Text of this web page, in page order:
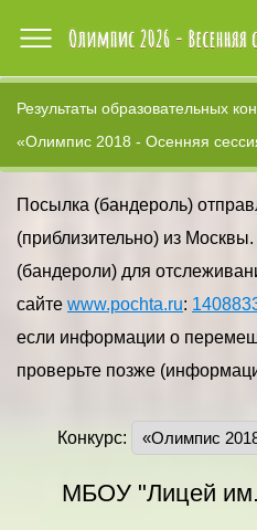
Результаты образовательных
«Олимпис 2018 - Осенняя
Посылка (бандероль)
(приблизительно) из
(бандероли) для
сайте www.pochta.ru:
если информации о
проверьте позже
Конкурс:
МБОУ "Лицей